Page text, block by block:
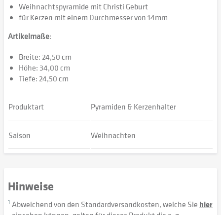
Weihnachtspyramide mit Christi Geburt
für Kerzen mit einem Durchmesser von 14mm
Artikelmaße:
Breite: 24,50 cm
Höhe: 34,00 cm
Tiefe: 24,50 cm
Produktart Pyramiden & Kerzenhalter
Saison Weihnachten
Hinweise
1 Abweichend von den Standardversandkosten, welche Sie hier